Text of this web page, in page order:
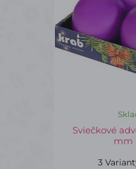
Sviečkové
mm
3